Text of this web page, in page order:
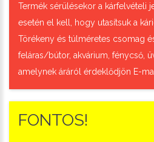
Termék sérülésekor a kárfelvételi
esetén el kell, hogy utasítsuk a
Törékeny és túlméretes csomag
feláras/bútor, akvárium, fénycső,
amelynek áráról érdeklődjön E-
FONTOS!